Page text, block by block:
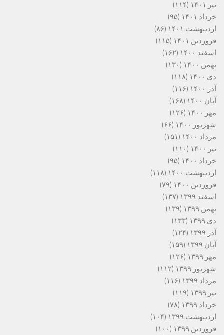
تیر ۱۴۰۱
(۱۱۴)
خرداد ۱۴۰۱
(۹۵)
اردیبهشت ۱۴۰۱
(۸۶)
فروردین ۱۴۰۱
(۱۱۵)
اسفند ۱۴۰۰
(۱۶۲)
بهمن ۱۴۰۰
(۱۳۰)
دی ۱۴۰۰
(۱۱۸)
آذر ۱۴۰۰
(۱۱۶)
آبان ۱۴۰۰
(۱۶۸)
مهر ۱۴۰۰
(۱۲۶)
شهریور ۱۴۰۰
(۶۶)
مرداد ۱۴۰۰
(۱۵۱)
تیر ۱۴۰۰
(۱۱۰)
خرداد ۱۴۰۰
(۹۵)
اردیبهشت ۱۴۰۰
(۱۱۸)
فروردین ۱۴۰۰
(۷۹)
اسفند ۱۳۹۹
(۱۳۷)
بهمن ۱۳۹۹
(۱۳۹)
دی ۱۳۹۹
(۱۳۳)
آذر ۱۳۹۹
(۱۲۴)
آبان ۱۳۹۹
(۱۵۹)
مهر ۱۳۹۹
(۱۲۶)
شهریور ۱۳۹۹
(۱۱۲)
مرداد ۱۳۹۹
(۱۱۶)
تیر ۱۳۹۹
(۱۱۹)
خرداد ۱۳۹۹
(۷۸)
اردیبهشت ۱۳۹۹
(۱۰۴)
فروردین ۱۳۹۹
(۱۰۰)